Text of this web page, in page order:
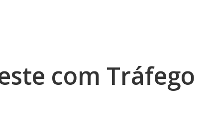
com Tráfego